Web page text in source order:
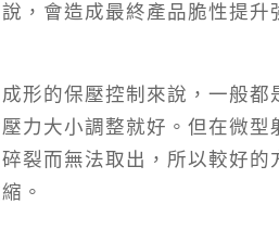
，會造成最終產品脆性提
形的保壓控制來說，一般
力大小調整就好。但在微
裂而無法取出，所以較好
。